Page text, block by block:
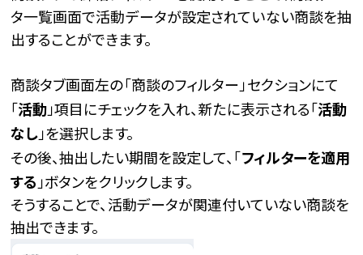
タ一覧画面で活動データが設定されていない商談を抽
出することができます。
商談タブ画面左の「商談のフィルター」セクションにて
「活動」項目にチェックを入れ、新たに表示される「活動
なし」を選択します。
その後、抽出したい期間を設定して、「フィルターを適用
する 」ボタンをクリックします。
そうすることで、活動データが関連付いていない商談を
抽出できます。